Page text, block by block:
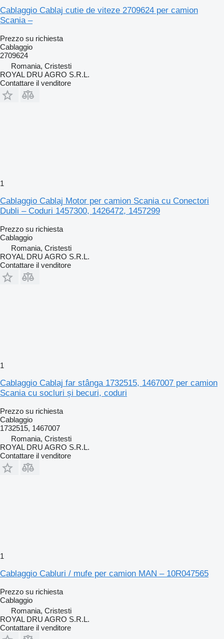
Cablaggio Cablaj cutie de viteze 2709624 per camion
Scania –
Prezzo su richiesta
Cablaggio
2709624
Romania, Cristesti
ROYAL DRU AGRO S.R.L.
Contattare il venditore
1
Cablaggio Cablaj Motor per camion Scania cu Conectori
Dubli – Coduri 1457300, 1426472, 1457299
Prezzo su richiesta
Cablaggio
Romania, Cristesti
ROYAL DRU AGRO S.R.L.
Contattare il venditore
1
Cablaggio Cablaj far stânga 1732515, 1467007 per camion
Scania cu socluri și becuri, coduri
Prezzo su richiesta
Cablaggio
1732515, 1467007
Romania, Cristesti
ROYAL DRU AGRO S.R.L.
Contattare il venditore
1
Cablaggio Cabluri / mufe per camion MAN – 10R047565
Prezzo su richiesta
Cablaggio
Romania, Cristesti
ROYAL DRU AGRO S.R.L.
Contattare il venditore